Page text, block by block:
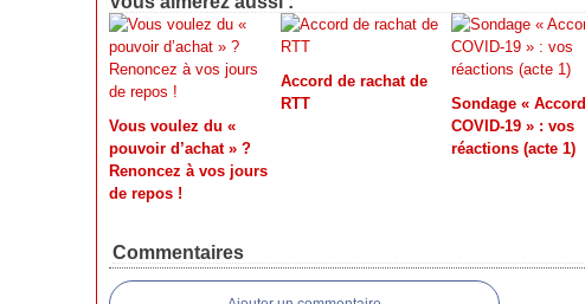
Vous voulez du «
pouvoir d’achat » ?
Renoncez à vos jours
de repos !
Accord de rachat de
RTT
Sondage « Accord
COVID-19 » : vos
réactions (acte 1)
Commentaires